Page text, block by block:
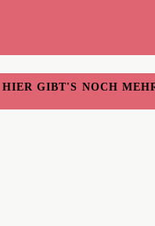
GIBT'S NOCH